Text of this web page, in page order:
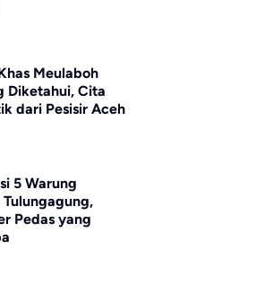
Meulaboh
Diketahui, Cita
dari Pesisir Aceh
5 Warung
Pedas yang